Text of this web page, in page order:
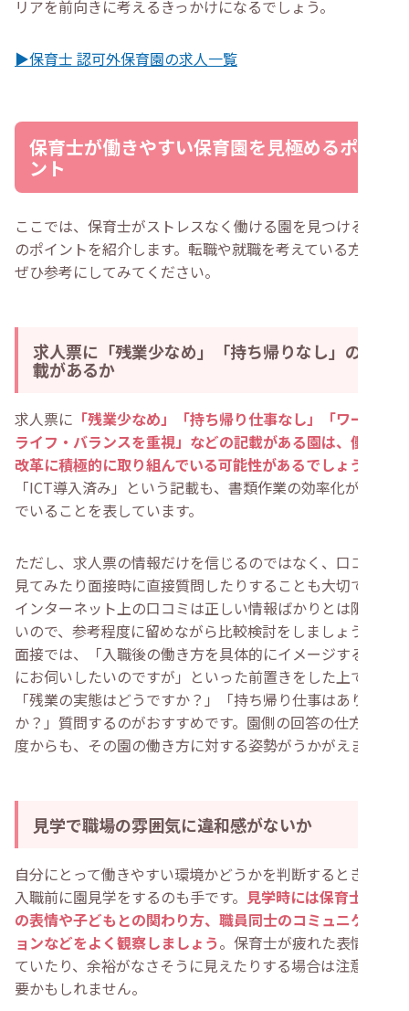
リアを前向きに考えるきっかけになるでしょう。
▶保育士 認可外保育園の求人一覧
保育士が働きやすい保育園を見極めるポイ
ント
ここでは、保育士がストレスなく働ける園を見つけるため
のポイントを紹介します。転職や就職を考えている方は、
ぜひ参考にしてみてください。
求人票に「残業少なめ」「持ち帰りなし」の記
載があるか
求人票に 「残業少なめ」「持ち帰り仕事なし」「ワーク・
ライフ・バランスを重視」などの記載がある園は、働き方
改革に積極的に取り組んでいる可能性があるでしょう
「ICT導入済み」という記載も、書類作業の効率化が進ん
でいることを表しています。
ただし、求人票の情報だけを信じるのではなく、口コミを
見てみたり面接時に直接質問したりすることも大切です。
インターネット上の口コミは正しい情報ばかりとは限らな
いので、参考程度に留めながら比較検討をしましょう。
面接では、「入職後の働き方を具体的にイメージするため
にお伺いしたいのですが」といった前置きをした上で、
「残業の実態はどうですか？」「持ち帰り仕事はあります
か？」質問するのがおすすめです。園側の回答の仕方や態
度からも、その園の働き方に対する姿勢がうかがえます。
見学で職場の雰囲気に違和感がないか
自分にとって働きやすい環境かどうかを判断するときは、
入職前に園見学をするのも手です。 見学時には保育士たち
の表情や子どもとの関わり方、職員同士のコミュニケーシ
ョンなどをよく観察しましょう。保育士が疲れた表情をし
ていたり、余裕がなさそうに見えたりする場合は注意が必
要かもしれません。